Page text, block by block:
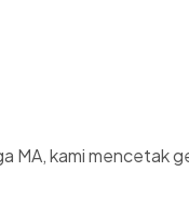
MA, kami mencetak